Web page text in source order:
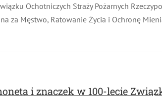
Ochotniczych Straży Pożarnych
za Męstwo, Ratowanie Życia i Ochronę
i znaczek w 100-lecie